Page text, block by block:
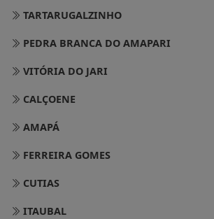
TARTARUGALZINHO
PEDRA BRANCA DO AMAPARI
VITÓRIA DO JARI
CALÇOENE
AMAPÁ
FERREIRA GOMES
CUTIAS
ITAUBAL